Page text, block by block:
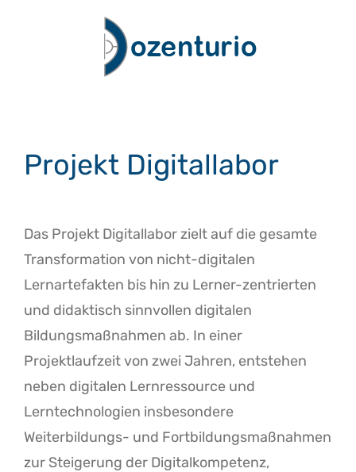
Projekt Digitallabor
Das Projekt Digitallabor zielt auf die gesamte
Transformation von nicht-digitalen
Lernartefakten bis hin zu Lerner-zentrierten
und didaktisch sinnvollen digitalen
Bildungsmaßnahmen ab. In einer
Projektlaufzeit von zwei Jahren, entstehen
neben digitalen Lernressource und
Lerntechnologien insbesondere
Weiterbildungs- und Fortbildungsmaßnahmen
zur Steigerung der Digitalkompetenz,